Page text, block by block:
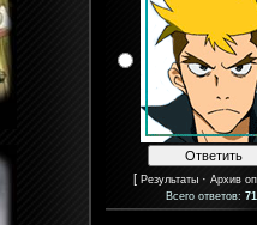
[ Результаты · Архив
Всего ответов: